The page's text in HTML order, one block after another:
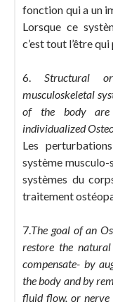
fonction qui a un
Lorsque ce
c’est tout l’être
6. Structural
musculoskeletal
of the body
individualized
Les
système musculo-
systèmes du
traitement
7.The goal of an
restore the
compensate- by
the body and by
fluid flow, or